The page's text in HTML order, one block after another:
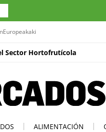
kaki
Sector Hortofrutícola
ALIMENTACIÓN